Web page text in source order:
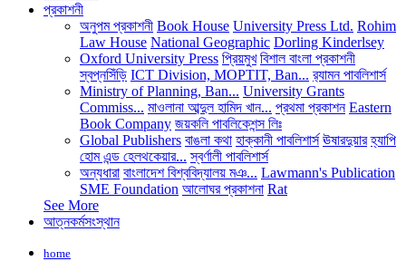
প্রকাশনী
অনুপম প্রকাশনী Book House University Press Ltd. Rohim
Law House National Geographic Dorling Kinderlsey
Oxford University Press প্রিয়মুখ বিশাল বাংলা প্রকাশনী
স্বপ্নসিঁড়ি ICT Division, MOPTIT, Ban... র‍্যামন পাবলিশার্স
Ministry of Planning, Ban... University Grants
Commiss... মাওলানা আব্দুল হামিদ খান... প্রথমা প্রকাশন Eastern
Book Company জয়কলি পাবলিকেশন্স লিঃ
Global Publishers বাঙলা কথা হাক্কানী পাবলিশার্স ঊষারদুয়ার হ্যাপি
হোম এন্ড হেলথকেয়ার... স্বর্ণালী পাবলিশার্স
অন্যধারা বাংলাদেশ বিশ্ববিদ্যালয় মঞ... Lawmann's Publication
SME Foundation আলোঘর প্রকাশনা Rat
See More
আত্নকর্মসংস্থান
home